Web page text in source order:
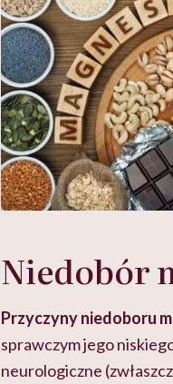
Niedobór
Przyczyny niedoboru
sprawczym jego
neurologiczne